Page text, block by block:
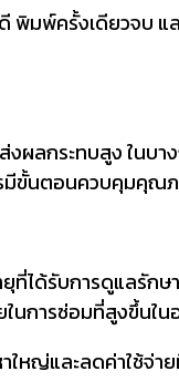
พิมพ์ครั้งเดียวจบ
ลกระทบสูง ใน
มีขั้นตอนควบคุมคุณ
ด้รับการดูแลรักษ
นการซ่อมที่สูงขึ้นใน
หญ่และลดค่าใช้จ่าย